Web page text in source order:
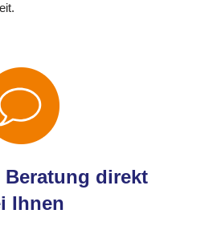
Beratung direkt
Ihnen